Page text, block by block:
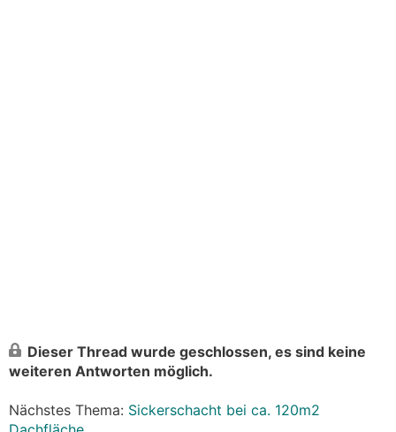
Dieser Thread wurde geschlossen, es sind keine
weiteren Antworten möglich.
Nächstes Thema: Sickerschacht bei ca. 120m2